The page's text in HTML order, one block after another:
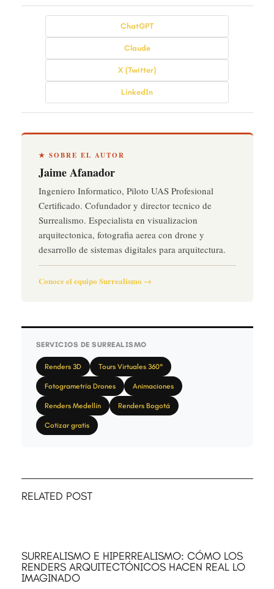
ChatGPT
Claude
X (Twitter)
LinkedIn
★ SOBRE EL AUTOR
Jaime Afanador
Ingeniero Informatico, Piloto UAS Profesional
Certificado. Cofundador y director tecnico de
Surrealismo. Especialista en visualizacion
arquitectonica, fotografia aerea con drone y
desarrollo de sistemas digitales para arquitectura.
Conoce el equipo Surrealismo →
SERVICIOS DE SURREALISMO
Renders 3D Tours Virtuales 360°
Fotogrametría Drones Animaciones
Renders Medellín Renders Bogotá
Cotizar gratis
RELATED POST
SURREALISMO E HIPERREALISMO: CÓMO LOS
RENDERS ARQUITECTÓNICOS HACEN REAL LO
IMAGINADO